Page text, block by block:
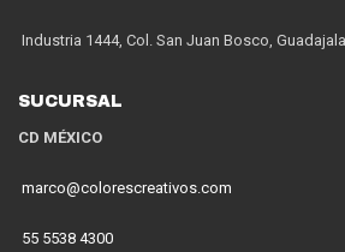
Industria 1444, Col. San Juan Bosco,
SUCURSAL
CD MÉXICO
marco@colorescreativos.com
55 5538 4300